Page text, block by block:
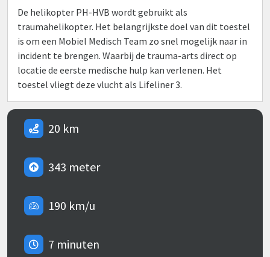
De helikopter PH-HVB wordt gebruikt als
traumahelikopter. Het belangrijkste doel van dit toestel
is om een Mobiel Medisch Team zo snel mogelijk naar in
incident te brengen. Waarbij de trauma-arts direct op
locatie de eerste medische hulp kan verlenen. Het
toestel vliegt deze vlucht als Lifeliner 3.
20 km
343 meter
190 km/u
7 minuten